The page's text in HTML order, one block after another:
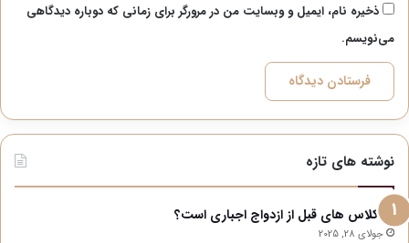
ذخیره نام، ایمیل و وبسایت من در مرورگر برای زمانی که دوباره دیدگاهی
می‌نویسم.
نوشته های تازه
آیا کلاس های قبل از ازدواج اجباری است؟
جولای 28, 2025